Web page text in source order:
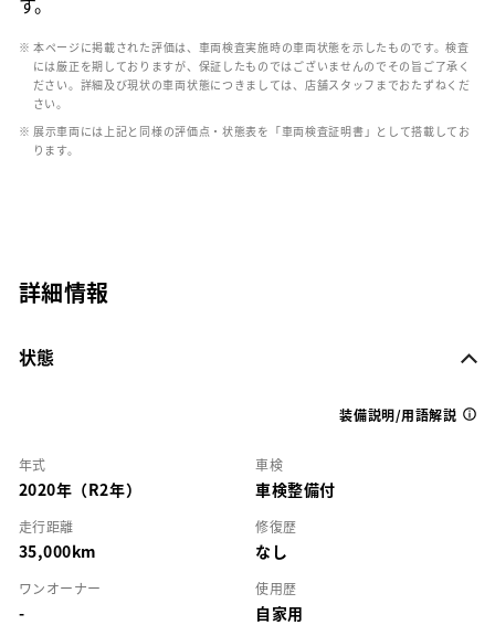
※ 本ページに掲載された評価は、車両検査実施時の車両状態を示したものです。検査
には厳正を期しておりますが、保証したものではございませんのでその旨ご了承く
ださい。詳細及び現状の車両状態につきましては、店舗スタッフまでおたずねくだ
さい。
※ 展示車両には上記と同様の評価点・状態表を「車両検査証明書」として搭載してお
ります。
詳細情報
状態
装備説明/用語解説
年式
2020年（R2年）
車検
車検整備付
走行距離
35,000km
修復歴
なし
ワンオーナー
-
使用歴
自家用